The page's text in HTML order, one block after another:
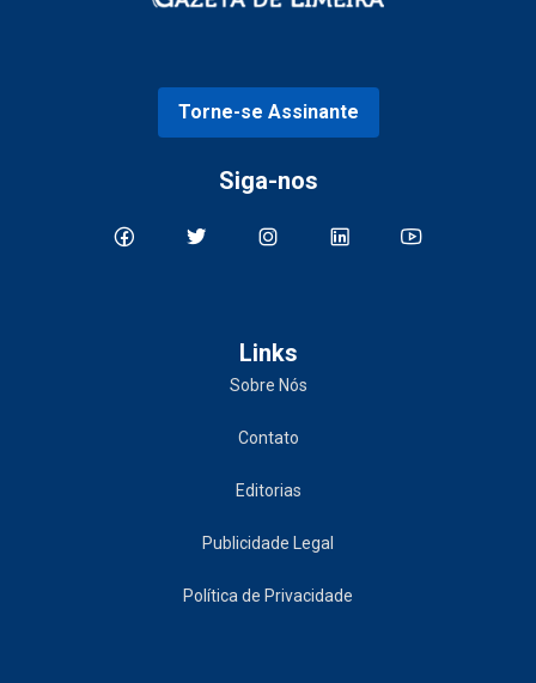
Torne-se Assinante
Siga-nos
Links
Sobre Nós
Contato
Editorias
Publicidade Legal
Política de Privacidade